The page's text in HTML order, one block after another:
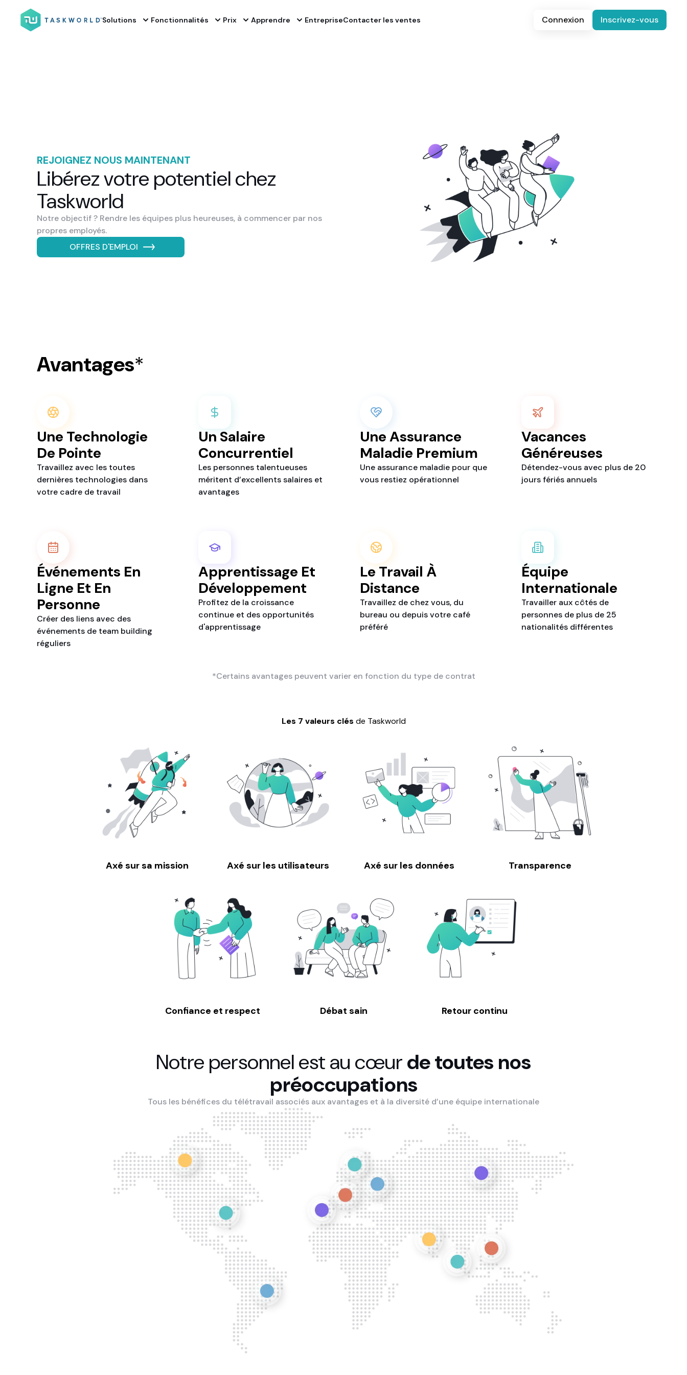
Solutions Fonctionnalités Prix Apprendre EntrepriseContacter les ventes Connexion Inscrivez-vous
REJOIGNEZ NOUS MAINTENANT
Libérez votre potentiel chez
Taskworld
Notre objectif ? Rendre les équipes plus heureuses, à commencer par nos
propres employés.
OFFRES D'EMPLOI
Avantages*
Une Technologie
De Pointe
Travaillez avec les toutes
dernières technologies dans
votre cadre de travail
Un Salaire
Concurrentiel
Les personnes talentueuses
méritent d’excellents salaires et
avantages
Une Assurance
Maladie Premium
Une assurance maladie pour que
vous restiez opérationnel
Vacances
Généreuses
Détendez-vous avec plus de 20
jours fériés annuels
Événements En
Ligne Et En
Personne
Créer des liens avec des
événements de team building
réguliers
Apprentissage Et
Développement
Profitez de la croissance
continue et des opportunités
d'apprentissage
Le Travail À
Distance
Travaillez de chez vous, du
bureau ou depuis votre café
préféré
Équipe
Internationale
Travailler aux côtés de
personnes de plus de 25
nationalités différentes
*Certains avantages peuvent varier en fonction du type de contrat
Les 7 valeurs clés de Taskworld
Axé sur sa mission Axé sur les utilisateurs Axé sur les données Transparence
Confiance et respect Débat sain Retour continu
Notre personnel est au cœurde toutes nos
préoccupations
Tous les bénéfices du télétravail associés aux avantages et à la diversité d’une équipe internationale